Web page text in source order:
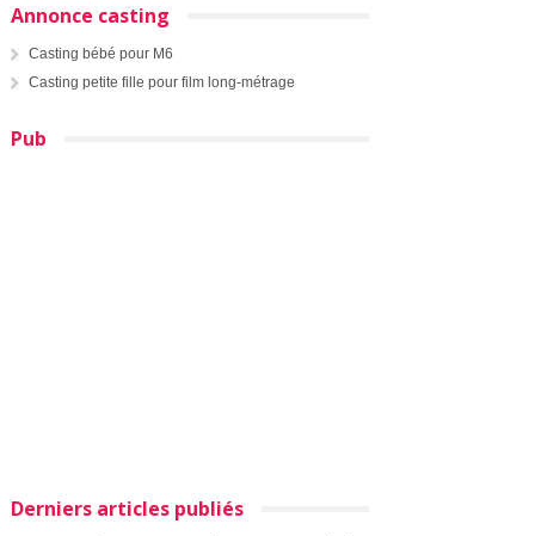
Annonce casting
Casting bébé pour M6
Casting petite fille pour film long-métrage
Pub
Derniers articles publiés